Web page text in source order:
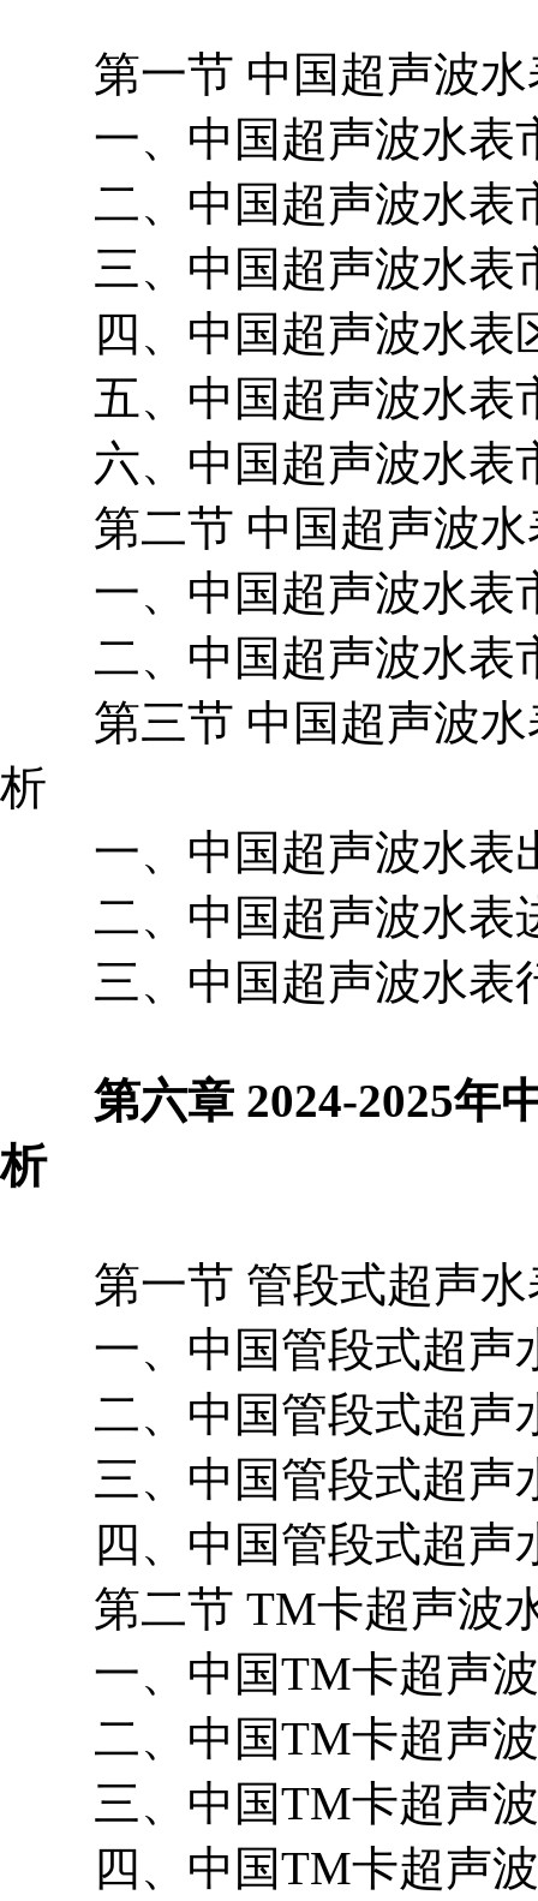
第一节 中国超声波水
一、中国超声波水表
二、中国超声波水表
三、中国超声波水表
四、中国超声波水表
五、中国超声波水表
六、中国超声波水表
第二节 中国超声波水
一、中国超声波水表
二、中国超声波水表
第三节 中国超声波水
析
一、中国超声波水表
二、中国超声波水表
三、中国超声波水表
第六章 2024-2025年
析
第一节 管段式超声水
一、中国管段式超声
二、中国管段式超声
三、中国管段式超声
四、中国管段式超声
第二节 TM卡超声波
一、中国TM卡超声波
二、中国TM卡超声波
三、中国TM卡超声波
四、中国TM卡超声波